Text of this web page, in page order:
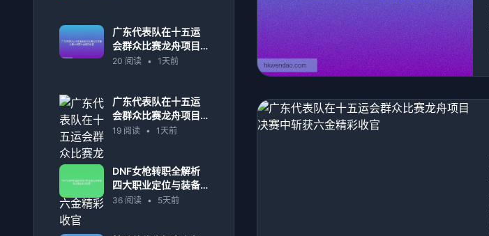
广东代表队在十五运
会群众比赛龙舟项目
决赛中斩获六金精彩
20 阅读 • 1天前
广东代表队在十五运
会群众比赛龙舟项目
决赛中斩获六金精彩
19 阅读 • 1天前
DNF女枪转职全解析
四大职业定位与装备
养成路线实战指南
36 阅读 • 5天前